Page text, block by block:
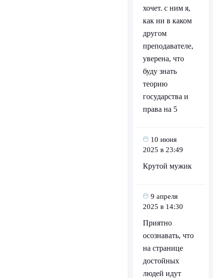
хочет. с ним я,
как ни в каком
другом
преподавателе,
уверена, что
буду знать
теорию
государства и
права на 5
10 июня
2025 в 23:49
Крутой мужик
9 апреля
2025 в 14:30
Приятно
осознавать, что
на странице
достойных
людей идут